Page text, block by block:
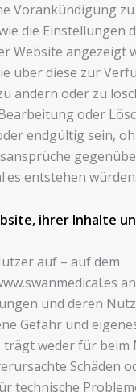
Vorankündigung zu
die Einstellungen
Website angezeigt
über diese zur
ändern oder zu
oder
endgültig sein,
entstehen würden.
ihrer Inhalte
auf – auf dem
und deren
Gefahr und
trägt weder für beim
Schäden
technische